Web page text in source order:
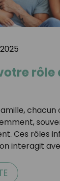
chacun
Ces rôles
interagit